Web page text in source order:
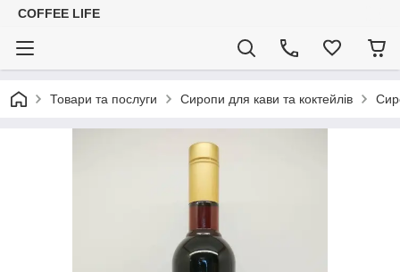
COFFEE LIFE
Товари та послуги Сиропи для кави та коктейлів